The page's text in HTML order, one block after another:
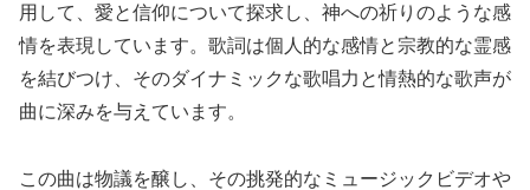
用して、愛と信仰について探求し、神への祈りのような感
情を表現しています。歌詞は個人的な感情と宗教的な霊感
を結びつけ、そのダイナミックな歌唱力と情熱的な歌声が
曲に深みを与えています。
この曲は物議を醸し、その挑発的なミュージックビデオや